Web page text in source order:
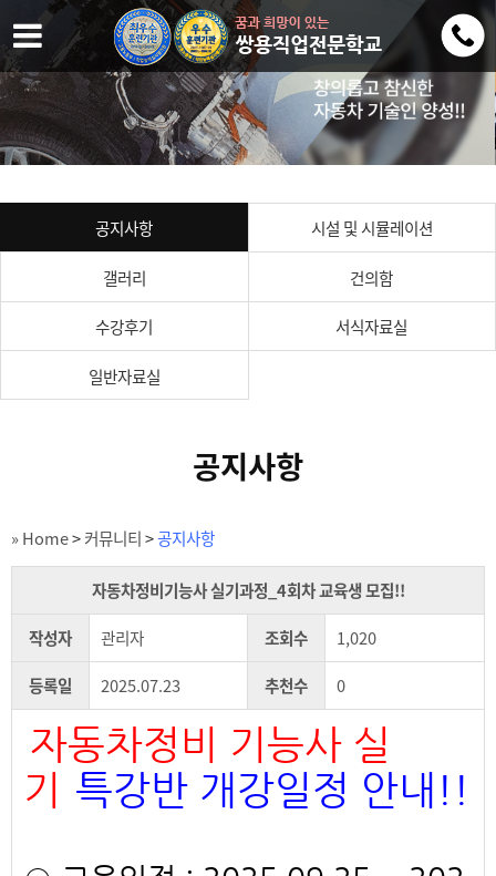
공지사항 시설 및 시뮬레이션
갤러리 건의함
수강후기 서식자료실
일반자료실
공지사항
» Home>커뮤니티>공지사항
자동차정비기능사 실기과정_4회차 교육생 모집!!
작성자
관리자 조회수
1,020
등록일
2025.07.23 추천수 0
자동차정비 기능사 실
기 특강반 개강일정 안내!!